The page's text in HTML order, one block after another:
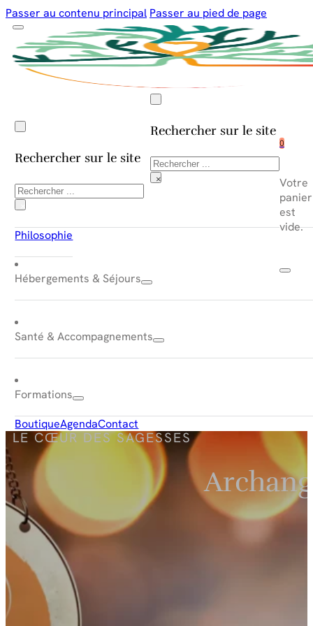
Passer au contenu principal Passer au pied de page
Rechercher sur le site
Rechercher
×
0
Votre
panier
est
vide.
Rechercher sur le site
Rechercher
×
Philosophie
Hébergements & Séjours
Santé & Accompagnements
Formations
BoutiqueAgendaContact
LE CŒUR DES SAGESSES